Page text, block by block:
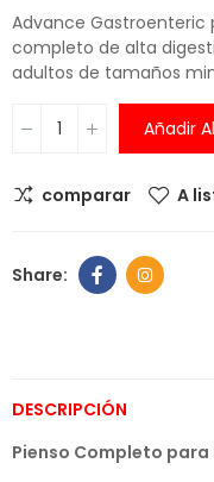
Advance Gastroenteric
completo de alta
adultos de tamaños
Añadir
comparar A
DESCRIPCIÓN
Pienso Completo